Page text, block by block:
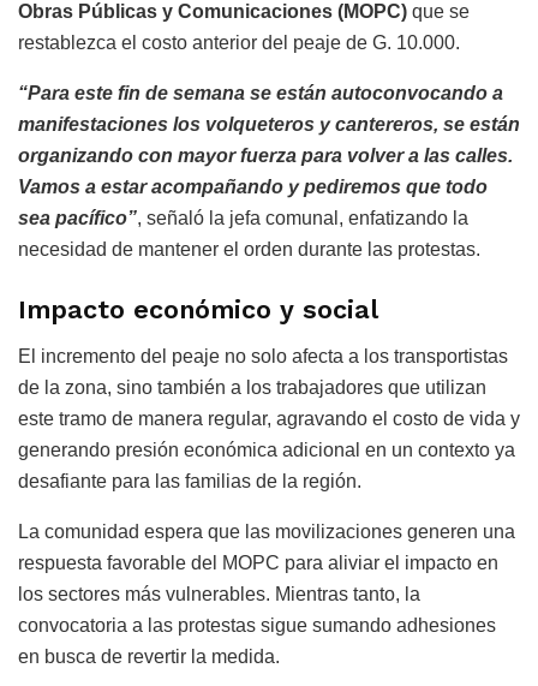
Obras Públicas y Comunicaciones (MOPC) que se
restablezca el costo anterior del peaje de G. 10.000.
“Para este fin de semana se están autoconvocando a
manifestaciones los volqueteros y cantereros, se están
organizando con mayor fuerza para volver a las calles.
Vamos a estar acompañando y pediremos que todo
sea pacífico”, señaló la jefa comunal, enfatizando la
necesidad de mantener el orden durante las protestas.
Impacto económico y social
El incremento del peaje no solo afecta a los transportistas
de la zona, sino también a los trabajadores que utilizan
este tramo de manera regular, agravando el costo de vida y
generando presión económica adicional en un contexto ya
desafiante para las familias de la región.
La comunidad espera que las movilizaciones generen una
respuesta favorable del MOPC para aliviar el impacto en
los sectores más vulnerables. Mientras tanto, la
convocatoria a las protestas sigue sumando adhesiones
en busca de revertir la medida.